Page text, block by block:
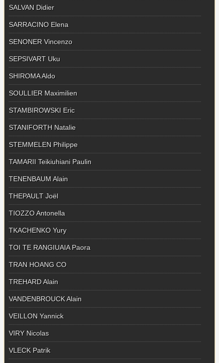
SALVAN Didier
SARRACINO Elena
SENONER Vincenzo
SEPSIVART Uku
SHIROMA Aldo
SOULLIER Maximilien
STAMBIROWSKI Eric
STANIFORTH Natalie
STEMMELEN Philippe
TAMARII Teikiuhiani Paulin
TENENBAUM Alain
THEPAULT Joël
TIOZZO Antonella
TKACHENKO Yury
TOI TE RANGIUAIA Paora
TRAN HOANG CO
TREHARD Alain
VANDENBROUCK Alain
VEILLON Yannick
VIRY Nicolas
VLECK Patrik